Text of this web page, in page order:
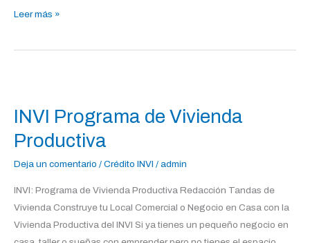
Leer más »
INVI Programa de Vivienda
Productiva
Deja un comentario / Crédito INVI / admin
INVI: Programa de Vivienda Productiva Redacción Tandas de
Vivienda Construye tu Local Comercial o Negocio en Casa con la
Vivienda Productiva del INVI Si ya tienes un pequeño negocio en
de
Vivienda